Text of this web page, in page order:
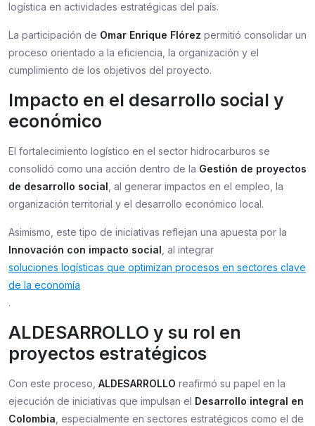
logística en actividades estratégicas del país.
La participación de Omar Enrique Flórez permitió consolidar un
proceso orientado a la eficiencia, la organización y el
cumplimiento de los objetivos del proyecto.
Impacto en el desarrollo social y
económico
El fortalecimiento logístico en el sector hidrocarburos se
consolidó como una acción dentro de la Gestión de proyectos
de desarrollo social , al generar impactos en el empleo, la
organización territorial y el desarrollo económico local.
Asimismo, este tipo de iniciativas reflejan una apuesta por la
Innovación con impacto social , al integrar
soluciones logísticas que optimizan procesos en sectores clave
de la economía
.
ALDESARROLLO y su rol en
proyectos estratégicos
Con este proceso, ALDESARROLLO reafirmó su papel en la
ejecución de iniciativas que impulsan el Desarrollo integral en
Colombia, especialmente en sectores estratégicos como el de